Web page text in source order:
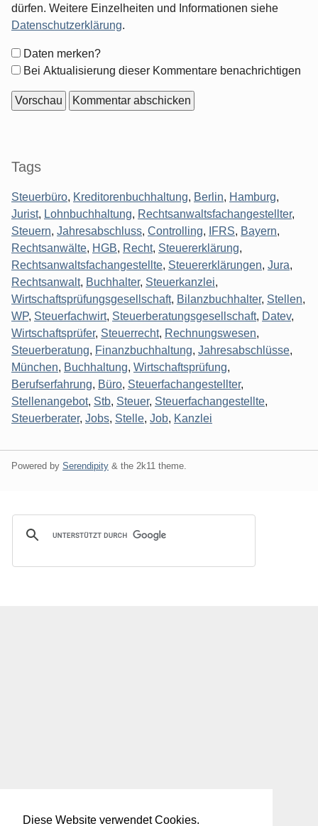
Diese Website verwendet Cookies.
zu
dürfen. Weitere Einzelheiten und Informationen siehe
Datenschutzerklärung.
Formular-
Optionen
Daten merken?
Bei Aktualisierung dieser Kommentare benachrichtigen
Tags
Steuerbüro, Kreditorenbuchhaltung, Berlin, Hamburg,
Jurist, Lohnbuchhaltung, Rechtsanwaltsfachangestellter,
Steuern, Jahresabschluss, Controlling, IFRS, Bayern,
Rechtsanwälte, HGB, Recht, Steuererklärung,
Rechtsanwaltsfachangestellte, Steuererklärungen, Jura,
Rechtsanwalt, Buchhalter, Steuerkanzlei,
Wirtschaftsprüfungsgesellschaft, Bilanzbuchhalter, Stellen,
WP, Steuerfachwirt, Steuerberatungsgesellschaft, Datev,
Wirtschaftsprüfer, Steuerrecht, Rechnungswesen,
Steuerberatung, Finanzbuchhaltung, Jahresabschlüsse,
München, Buchhaltung, Wirtschaftsprüfung,
Berufserfahrung, Büro, Steuerfachangestellter,
Stellenangebot, Stb, Steuer, Steuerfachangestellte,
Steuerberater, Jobs, Stelle, Job, Kanzlei
Powered by Serendipity & the 2k11 theme.